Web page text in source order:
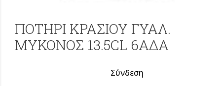
ΠΟΤΗΡΙ ΚΡΑΣΙΟΥ ΓΥΑΛ.
ΜΥΚΟΝΟΣ 13.5CL 6ΑΔΑ
Σύνδεση